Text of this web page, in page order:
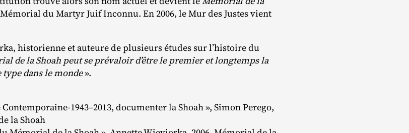
du Martyr Juif Inconnu. En 2006, le Mur des Justes vient
historienne et auteure de plusieurs études sur l’histoire du
de la Shoah peut se prévaloir d’être le premier et longtemps la
dans le monde».
1943–2013, documenter la Shoah », Simon Perego,
la Shoah